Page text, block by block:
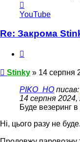
інформація
користувача
YouTube
Re: Закрома
Повідомлення
Stinky » 14 серпня
PIKO_HO писав:
14 серпня 2024,
Буде везеринг в
Ні, цього разу не буде.